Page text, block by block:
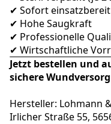
✔ Sofort einsatzbereit
✔ Hohe Saugkraft
✔ Professionelle
✔ Wirtschaftliche
Jetzt bestellen und
sichere
Hersteller: Lohmann
Irlicher Straße 55,